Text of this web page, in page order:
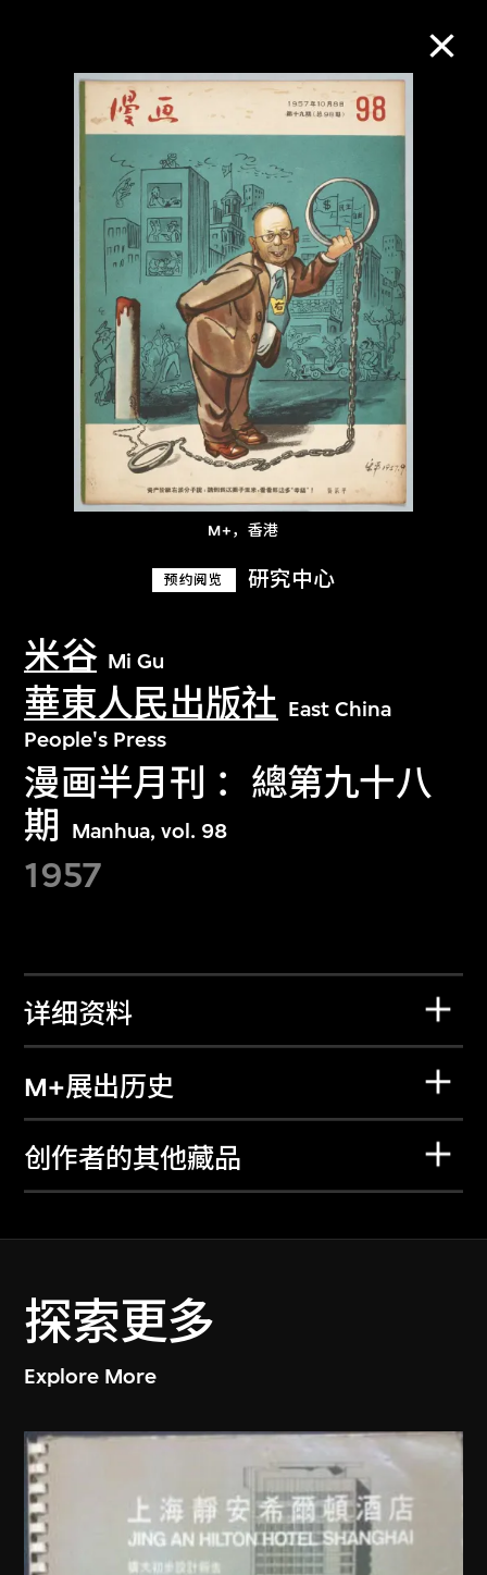
M+，香港
预约阅览 研究中心
米谷 Mi Gu
華東人民出版社 East China
People's Press
漫画半月刊 ：總第九十八
期
Manhua, vol. 98
1957
详细资料
M+展出历史
创作者的其他藏品
探索更多
Explore More
M+藏品
进一步筛选
关于M+藏品
探索世界顶级的二十及二十一世纪视觉
文化藏品。